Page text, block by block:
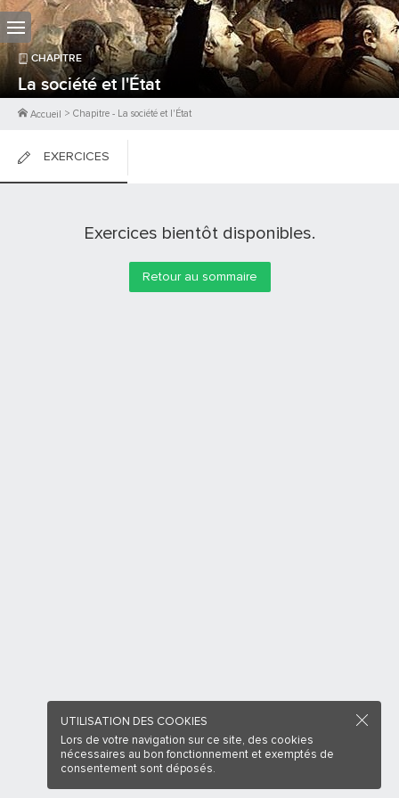
CHAPITRE
La société et l'État
Accueil > Chapitre - La société et l'État
EXERCICES
Exercices bientôt disponibles.
Retour au sommaire
UTILISATION DES COOKIES
Lors de votre navigation sur ce site, des cookies
nécessaires au bon fonctionnement et exemptés de
consentement sont déposés.